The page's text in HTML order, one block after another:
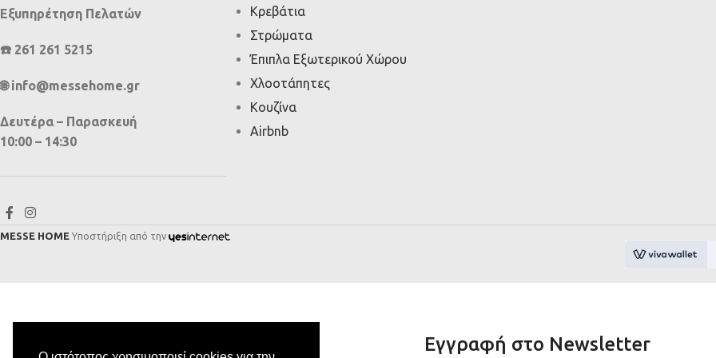
Εξυπηρέτηση Πελατών
☎️ 261 261 5215
🌐 info@messehome.gr
Δευτέρα – Παρασκευή
10:00 – 14:30
Κρεβάτια
Στρώματα
Έπιπλα Εξωτερικού Χώρου
Χλοοτάπητες
Κουζίνα
Airbnb
MESSE HOME Υποστήριξη από την
Εγγραφή στο Newsletter